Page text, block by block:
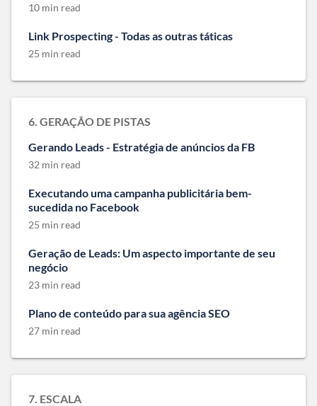
10 min read
Link Prospecting - Todas as outras táticas
25 min read
6. GERAÇÃO DE PISTAS
Gerando Leads - Estratégia de anúncios da FB
32 min read
Executando uma campanha publicitária bem-
sucedida no Facebook
25 min read
Geração de Leads: Um aspecto importante de seu
negócio
23 min read
Plano de conteúdo para sua agência SEO
27 min read
7. ESCALA